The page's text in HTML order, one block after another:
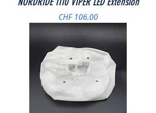
Preis
CHF 106.00